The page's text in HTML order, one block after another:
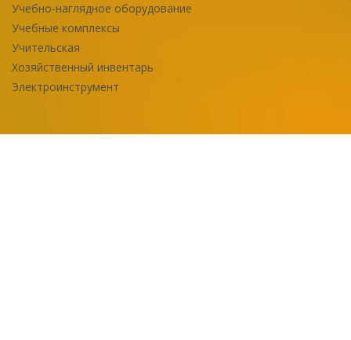
Учебно-наглядное оборудование
Учебные комплексы
Учительская
Хозяйственный инвентарь
Электроинструмент